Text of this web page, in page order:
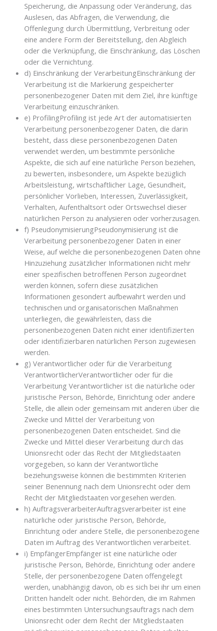
Speicherung, die Anpassung oder Veränderung, das
Auslesen, das Abfragen, die Verwendung, die
Offenlegung durch Übermittlung, Verbreitung oder
eine andere Form der Bereitstellung, den Abgleich
oder die Verknüpfung, die Einschränkung, das Löschen
oder die Vernichtung.
d) Einschränkung der VerarbeitungEinschränkung der
Verarbeitung ist die Markierung gespeicherter
personenbezogener Daten mit dem Ziel, ihre künftige
Verarbeitung einzuschränken.
e) ProfilingProfiling ist jede Art der automatisierten
Verarbeitung personenbezogener Daten, die darin
besteht, dass diese personenbezogenen Daten
verwendet werden, um bestimmte persönliche
Aspekte, die sich auf eine natürliche Person beziehen,
zu bewerten, insbesondere, um Aspekte bezüglich
Arbeitsleistung, wirtschaftlicher Lage, Gesundheit,
persönlicher Vorlieben, Interessen, Zuverlässigkeit,
Verhalten, Aufenthaltsort oder Ortswechsel dieser
natürlichen Person zu analysieren oder vorherzusagen.
f) PseudonymisierungPseudonymisierung ist die
Verarbeitung personenbezogener Daten in einer
Weise, auf welche die personenbezogenen Daten ohne
Hinzuziehung zusätzlicher Informationen nicht mehr
einer spezifischen betroffenen Person zugeordnet
werden können, sofern diese zusätzlichen
Informationen gesondert aufbewahrt werden und
technischen und organisatorischen Maßnahmen
unterliegen, die gewährleisten, dass die
personenbezogenen Daten nicht einer identifizierten
oder identifizierbaren natürlichen Person zugewiesen
werden.
g) Verantwortlicher oder für die Verarbeitung
VerantwortlicherVerantwortlicher oder für die
Verarbeitung Verantwortlicher ist die natürliche oder
juristische Person, Behörde, Einrichtung oder andere
Stelle, die allein oder gemeinsam mit anderen über die
Zwecke und Mittel der Verarbeitung von
personenbezogenen Daten entscheidet. Sind die
Zwecke und Mittel dieser Verarbeitung durch das
Unionsrecht oder das Recht der Mitgliedstaaten
vorgegeben, so kann der Verantwortliche
beziehungsweise können die bestimmten Kriterien
seiner Benennung nach dem Unionsrecht oder dem
Recht der Mitgliedstaaten vorgesehen werden.
h) AuftragsverarbeiterAuftragsverarbeiter ist eine
natürliche oder juristische Person, Behörde,
Einrichtung oder andere Stelle, die personenbezogene
Daten im Auftrag des Verantwortlichen verarbeitet.
i) EmpfängerEmpfänger ist eine natürliche oder
juristische Person, Behörde, Einrichtung oder andere
Stelle, der personenbezogene Daten offengelegt
werden, unabhängig davon, ob es sich bei ihr um einen
Dritten handelt oder nicht. Behörden, die im Rahmen
eines bestimmten Untersuchungsauftrags nach dem
Unionsrecht oder dem Recht der Mitgliedstaaten